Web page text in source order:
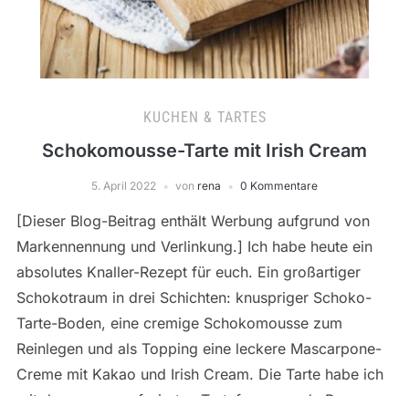
KUCHEN & TARTES
Schokomousse-Tarte mit Irish Cream
5. April 2022 von rena 0 Kommentare
[Dieser Blog-Beitrag enthält Werbung aufgrund von
Markennennung und Verlinkung.] Ich habe heute ein
absolutes Knaller-Rezept für euch. Ein großartiger
Schokotraum in drei Schichten: knuspriger Schoko-
Tarte-Boden, eine cremige Schokomousse zum
Reinlegen und als Topping eine leckere Mascarpone-
Creme mit Kakao und Irish Cream. Die Tarte habe ich